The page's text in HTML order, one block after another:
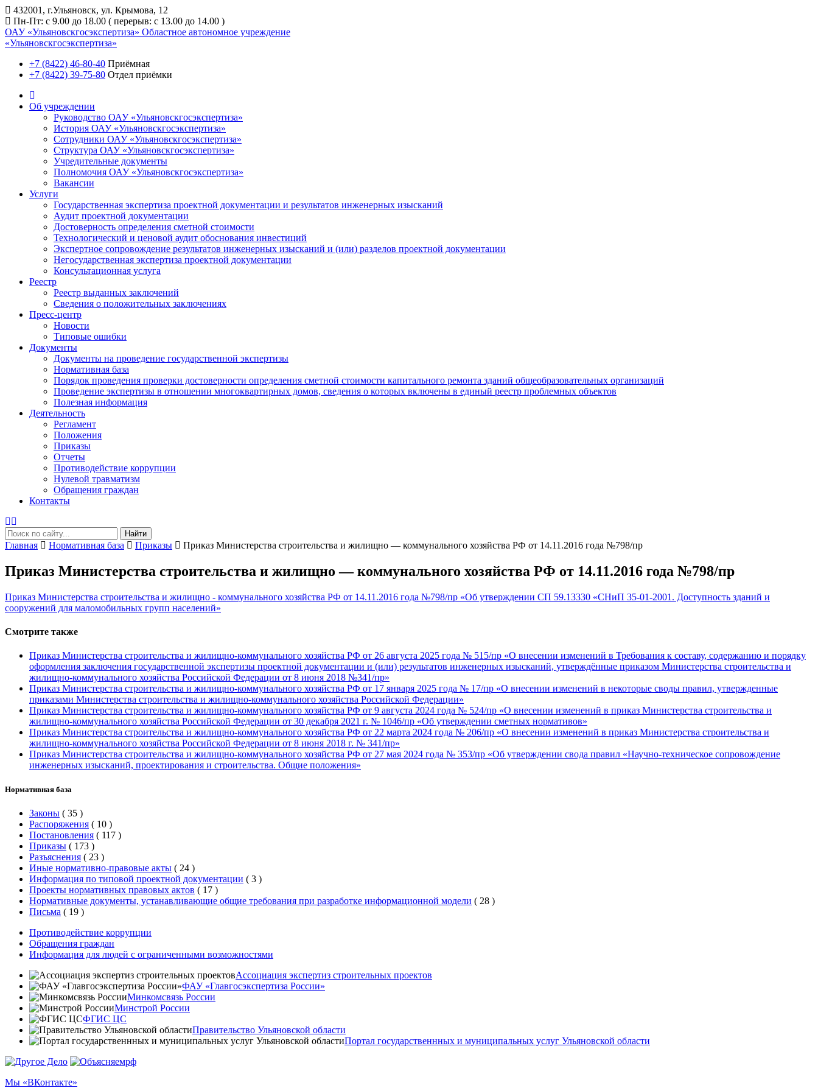
432001, г.Ульяновск, ул. Крымова, 12
Пн-Пт: с 9.00 до 18.00 ( перерыв: с 13.00 до 14.00 )
ОАУ «Ульяновскгосэкспертиза» Областное автономное учреждение
«Ульяновскгосэкспертиза»
+7 (8422) 46-80-40 Приёмная
+7 (8422) 39-75-80 Отдел приёмки
Об учреждении
Руководство ОАУ «Ульяновскгосэкспертиза»
История ОАУ «Ульяновскгосэкспертиза»
Сотрудники ОАУ «Ульяновскгосэкспертиза»
Структура ОАУ «Ульяновскгосэкспертиза»
Учредительные документы
Полномочия ОАУ «Ульяновскгосэкспертиза»
Вакансии
Услуги
Государственная экспертиза проектной документации и результатов инженерных изысканий
Аудит проектной документации
Достоверность определения сметной стоимости
Технологический и ценовой аудит обоснования инвестиций
Экспертное сопровождение результатов инженерных изысканий и (или) разделов проектной документации
Негосударственная экспертиза проектной документации
Консультационная услуга
Реестр
Реестр выданных заключений
Сведения о положительных заключениях
Пресс-центр
Новости
Типовые ошибки
Документы
Документы на проведение государственной экспертизы
Нормативная база
Порядок проведения проверки достоверности определения сметной стоимости капитального ремонта зданий общеобразовательных организаций
Проведение экспертизы в отношении многоквартирных домов, сведения о которых включены в единый реестр проблемных объектов
Полезная информация
Деятельность
Регламент
Положения
Приказы
Отчеты
Противодействие коррупции
Нулевой травматизм
Обращения граждан
Контакты
Найти
Главная Нормативная база Приказы Приказ Министерства строительства и жилищно — коммунального хозяйства РФ от 14.11.2016 года №798/пр
Приказ Министерства строительства и жилищно — коммунального хозяйства РФ от 14.11.2016 года №798/пр
Приказ Министерства строительства и жилищно - коммунального хозяйства РФ от 14.11.2016 года №798/пр «Об утверждении СП 59.13330 «СНиП 35-01-2001. Доступность зданий и
сооружений для маломобильных групп населений»
Смотрите также
Приказ Министерства строительства и жилищно-коммунального хозяйства РФ от 26 августа 2025 года № 515/пр «О внесении изменений в Требования к составу, содержанию и порядку
оформления заключения государственной экспертизы проектной документации и (или) результатов инженерных изысканий, утверждённые приказом Министерства строительства и
жилищно-коммунального хозяйства Российской Федерации от 8 июня 2018 №341/пр»
Приказ Министерства строительства и жилищно-коммунального хозяйства РФ от 17 января 2025 года № 17/пр «О внесении изменений в некоторые своды правил, утвержденные
приказами Министерства строительства и жилищно-коммунального хозяйства Российской Федерации»
Приказ Министерства строительства и жилищно-коммунального хозяйства РФ от 9 августа 2024 года № 524/пр «О внесении изменений в приказ Министерства строительства и
жилищно-коммунального хозяйства Российской Федерации от 30 декабря 2021 г. № 1046/пр «Об утверждении сметных нормативов»
Приказ Министерства строительства и жилищно-коммунального хозяйства РФ от 22 марта 2024 года № 206/пр «О внесении изменений в приказ Министерства строительства и
жилищно-коммунального хозяйства Российской Федерации от 8 июня 2018 г. № 341/пр»
Приказ Министерства строительства и жилищно-коммунального хозяйства РФ от 27 мая 2024 года № 353/пр «Об утверждении свода правил «Научно-техническое сопровождение
инженерных изысканий, проектирования и строительства. Общие положения»
Нормативная база
Законы ( 35 )
Распоряжения ( 10 )
Постановления ( 117 )
Приказы ( 173 )
Разъяснения ( 23 )
Иные нормативно-правовые акты ( 24 )
Информация по типовой проектной документации ( 3 )
Проекты нормативных правовых актов ( 17 )
Нормативные документы, устанавливающие общие требования при разработке информационной модели ( 28 )
Письма ( 19 )
Противодействие коррупции
Обращения граждан
Информация для людей с ограниченными возможностями
Ассоциация экспертиз строительных проектов
ФАУ «Главгосэкспертиза России»
Минкомсвязь России
Минстрой России
ФГИС ЦС
Правительство Ульяновской области
Портал государственнных и муниципальных услуг Ульяновской области
Мы «ВКонтакте»